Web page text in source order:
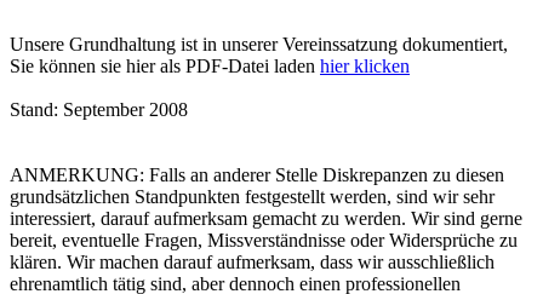
Unsere Grundhaltung ist in unserer Vereinssatzung dokumentiert,
Sie können sie hier als PDF-Datei laden hier klicken
Stand: September 2008
ANMERKUNG: Falls an anderer Stelle Diskrepanzen zu diesen
grundsätzlichen Standpunkten festgestellt werden, sind wir sehr
interessiert, darauf aufmerksam gemacht zu werden. Wir sind gerne
bereit, eventuelle Fragen, Missverständnisse oder Widersprüche zu
klären. Wir machen darauf aufmerksam, dass wir ausschließlich
ehrenamtlich tätig sind, aber dennoch einen professionellen